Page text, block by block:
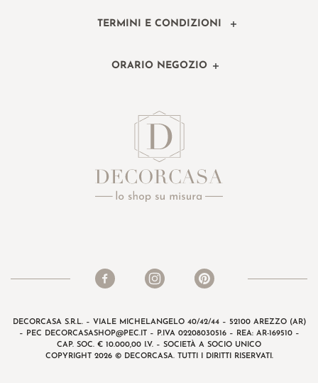
TERMINI E CONDIZIONI
ORARIO NEGOZIO
DECORCASA S.R.L. – VIALE MICHELANGELO 40/42/44 – 52100 AREZZO (AR)
– PEC DECORCASASHOP@PEC.IT– P.IVA 02208030516 – REA: AR-169510 –
CAP. SOC. € 10.000,00 I.V. – SOCIETÀ A SOCIO UNICO
COPYRIGHT 2026 © DECORCASA. TUTTI I DIRITTI RISERVATI.